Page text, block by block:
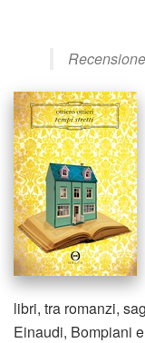
libri, tra romanzi,
Einaudi, Bompiani